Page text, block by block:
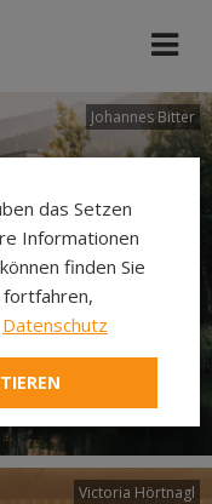
Johannes Bitter
Victoria Hörtnagl
das Setzen
Informationen
finden Sie
fortfahren,
Datenschutz